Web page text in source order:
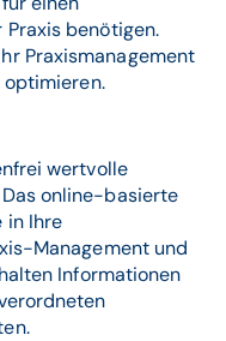
benötigen.
Praxismanagement
optimieren.
wertvolle
online-basierte
in Ihre
Management und
Informationen